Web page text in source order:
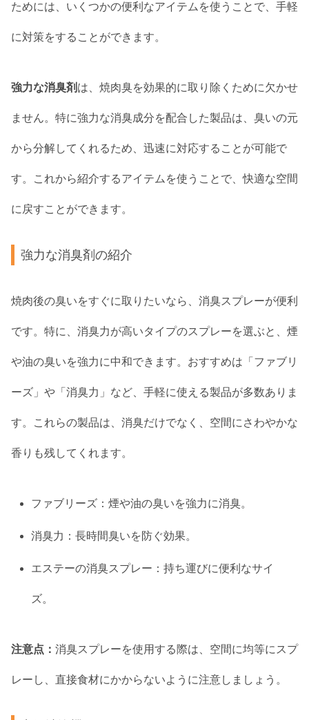
ためには、いくつかの便利なアイテムを使うことで、手軽
に対策をすることができます。
強力な消臭剤 は、焼肉臭を効果的に取り除くために欠かせ
ません。特に強力な消臭成分を配合した製品は、臭いの元
から分解してくれるため、迅速に対応することが可能で
す。これから紹介するアイテムを使うことで、快適な空間
に戻すことができます。
強力な消臭剤の紹介
焼肉後の臭いをすぐに取りたいなら、消臭スプレーが便利
です。特に、消臭力が高いタイプのスプレーを選ぶと、煙
や油の臭いを強力に中和できます。おすすめは「ファブリ
ーズ」や「消臭力」など、手軽に使える製品が多数ありま
す。これらの製品は、消臭だけでなく、空間にさわやかな
香りも残してくれます。
ファブリーズ：煙や油の臭いを強力に消臭。
消臭力：長時間臭いを防ぐ効果。
エステーの消臭スプレー：持ち運びに便利なサイ
ズ。
注意点： 消臭スプレーを使用する際は、空間に均等にスプ
レーし、直接食材にかからないように注意しましょう。